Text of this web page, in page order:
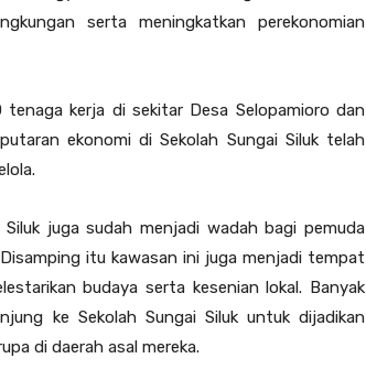
serta meningkatkan perekonomian
tenaga kerja di sekitar Desa Selopamioro dan
ekonomi di Sekolah Sungai Siluk telah
juga sudah menjadi wadah bagi pemuda
itu kawasan ini juga menjadi tempat
budaya serta kesenian lokal. Banyak
ke Sekolah Sungai Siluk untuk dijadikan
di daerah asal mereka.